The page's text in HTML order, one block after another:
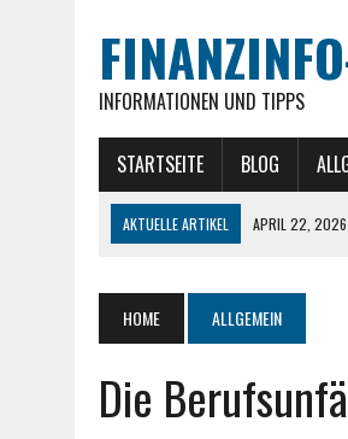
INFORMATIONEN UND TIPPS
STARTSEITE BLOG
AKTUELLE ARTIKEL APRIL 22, 2026
NOVEMBER 20, 2025 |
JULI 30, 2026
MITARBEITER
HOME ALLGEMEIN
Die